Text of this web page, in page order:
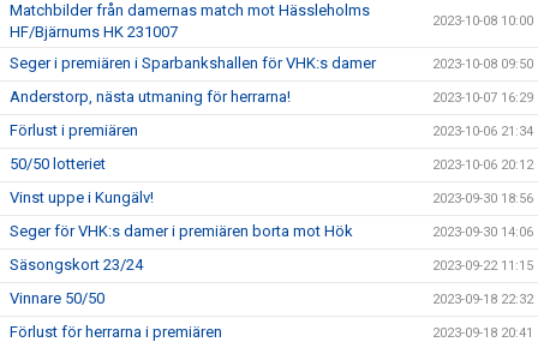
Matchbilder från damernas match mot Hässleholms
HF/Bjärnums HK 231007
2023-10-08 10:00
Seger i premiären i Sparbankshallen för VHK:s damer 2023-10-08 09:50
Anderstorp, nästa utmaning för herrarna! 2023-10-07 16:29
Förlust i premiären 2023-10-06 21:34
50/50 lotteriet 2023-10-06 20:12
Vinst uppe i Kungälv! 2023-09-30 18:56
Seger för VHK:s damer i premiären borta mot Hök 2023-09-30 14:06
Säsongskort 23/24 2023-09-22 11:15
Vinnare 50/50 2023-09-18 22:32
Förlust för herrarna i premiären 2023-09-18 20:41